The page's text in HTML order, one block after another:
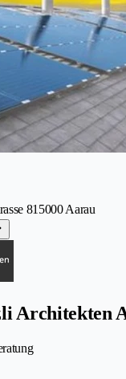
81 5000 Aarau
Architekten